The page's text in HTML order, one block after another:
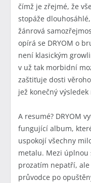
čímž je zřejmé, že
stopáže
žánrová
opírá se DRYOM o
není klasickým
v už tak morbidní
zaštiťuje dosti
jež konečný
A resumé? DRYOM
fungující album,
uspokojí všechny
metalu. Mezi
prozatím nepatří,
průvodce po